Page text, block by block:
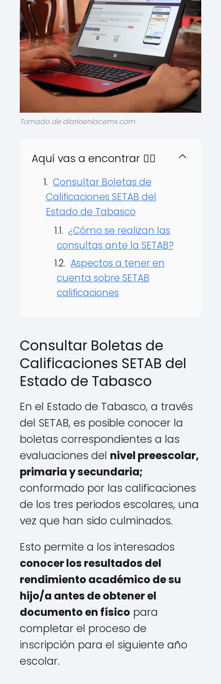
Tomado de diarioenlacemx.com
Aquí vas a encontrar 👇🏻
Consultar Boletas de
Calificaciones SETAB del
Estado de Tabasco
¿Cómo se realizan las
consultas ante la SETAB?
Aspectos a tener en
cuenta sobre SETAB
calificaciones
Consultar Boletas de
Calificaciones SETAB del
Estado de Tabasco
En el Estado de Tabasco, a través
del SETAB, es posible conocer la
boletas correspondientes a las
evaluaciones del nivel preescolar,
primaria y secundaria;
conformado por las calificaciones
de los tres periodos escolares, una
vez que han sido culminados.
Esto permite a los interesados
conocer los resultados del
rendimiento académico de su
hijo/a antes de obtener el
documento en físico para
completar el proceso de
inscripción para el siguiente año
escolar.